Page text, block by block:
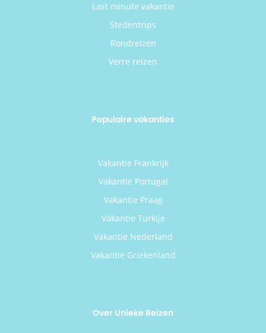
Last minute vakantie
Stedentrips
Rondreizen
Verre reizen
Populaire vakanties
Vakantie Frankrijk
Vakantie Portugal
Vakantie Praag
Vakantie Turkije
Vakantie Nederland
Vakantie Griekenland
Over Unieke Reizen